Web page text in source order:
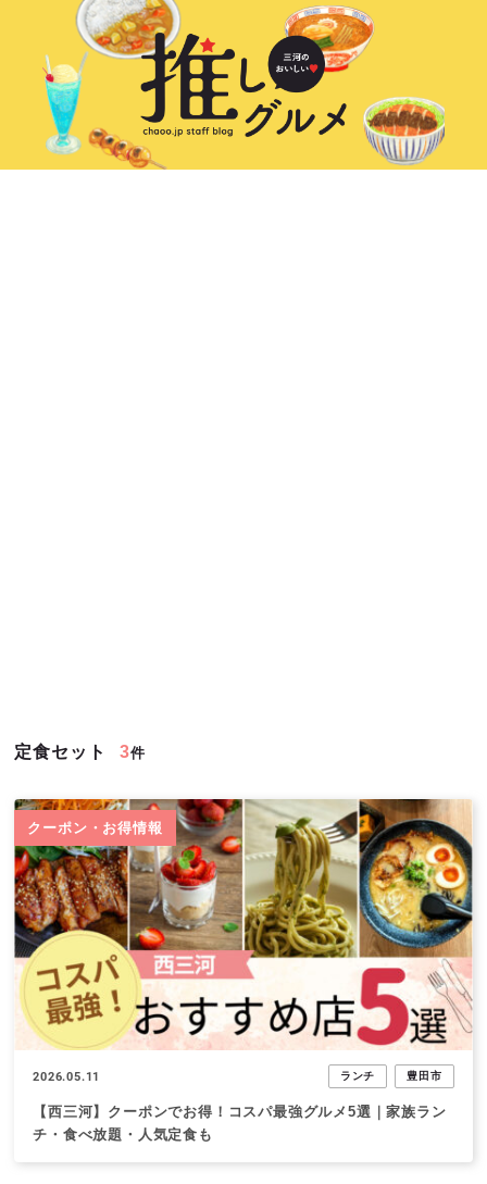
定食セット 3件
クーポン・お得情報
2026.05.11 ランチ 豊田市
【西三河】クーポンでお得！コスパ最強グルメ5選｜家族ラン
チ・食べ放題・人気定食も